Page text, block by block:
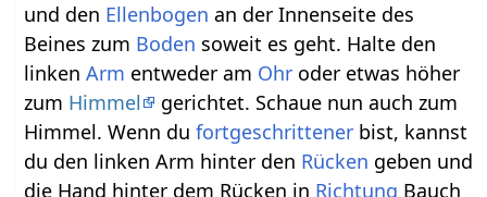
und den Ellenbogen an der Innenseite des
Beines zum Boden soweit es geht. Halte den
linkenArm entweder am Ohr oder etwas höher
zum Himmel
gerichtet. Schaue nun auch zum
Himmel. Wenn dufortgeschrittener bist, kannst
du den linken Arm hinter den Rücken geben und
die Hand hinter dem Rücken in Richtung Bauch